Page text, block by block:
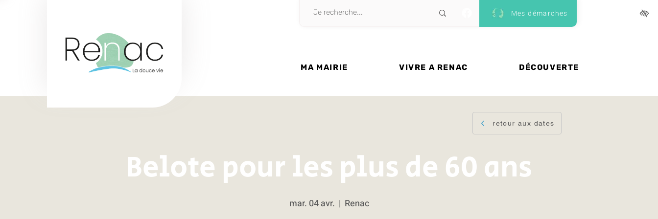
Mes démarches
MA MAIRIE VIVRE A RENAC DÉCOUVERTE
Belote pour les plus de 60 ans
mar. 04 avr.
  |
Renac
retour aux dates